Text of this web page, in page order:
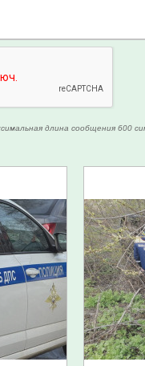
длина сообщения 600